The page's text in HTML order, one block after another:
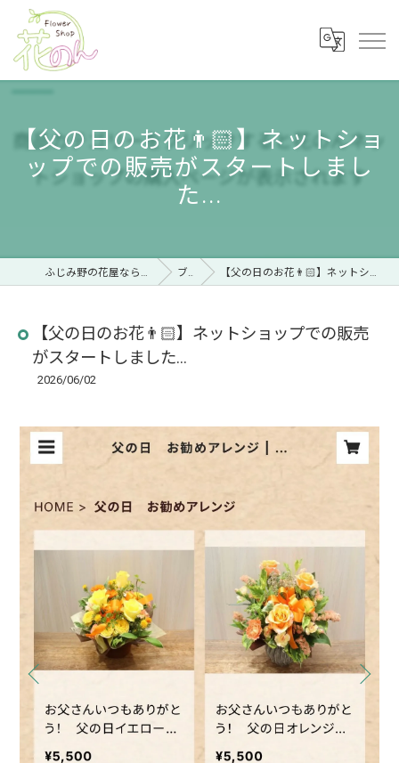
【父の日のお花👨🏻】ネットショ
ップでの販売がスタートしまし
た...
ふじみ野の花屋ならフラワーショップ 花のん ブログ 【父の日のお花👨🏻】ネットショップでの販売がスタートしました...
【父の日のお花👨🏻】ネットショップでの販売
がスタートしました...
2026/06/02